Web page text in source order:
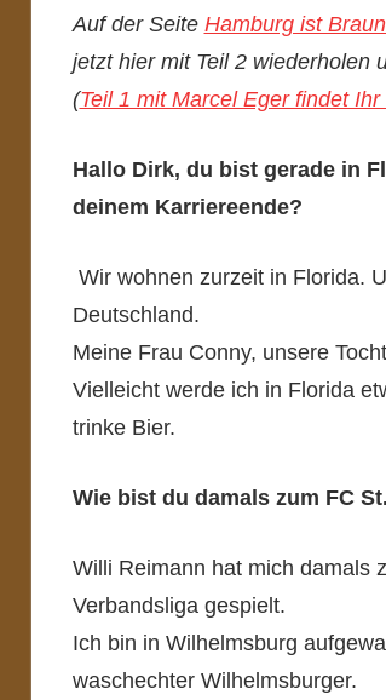
Auf der Seite Hamburg ist
jetzt hier mit Teil 2 wiederholen
(Teil 1 mit Marcel Eger findet Ihr
Hallo Dirk, du bist gerade in
deinem Karriereende?
Wir wohnen zurzeit in Florida.
Deutschland.
Meine Frau Conny, unsere
Vielleicht werde ich in Florida
trinke Bier.
Wie bist du damals zum FC
Willi Reimann hat mich damals
Verbandsliga gespielt.
Ich bin in Wilhelmsburg
waschechter Wilhelmsburger.